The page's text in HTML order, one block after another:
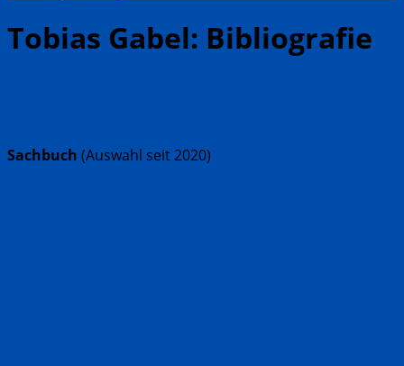
Tobias Gabel: Bibliografie
Sachbuch (Auswahl seit 2020)